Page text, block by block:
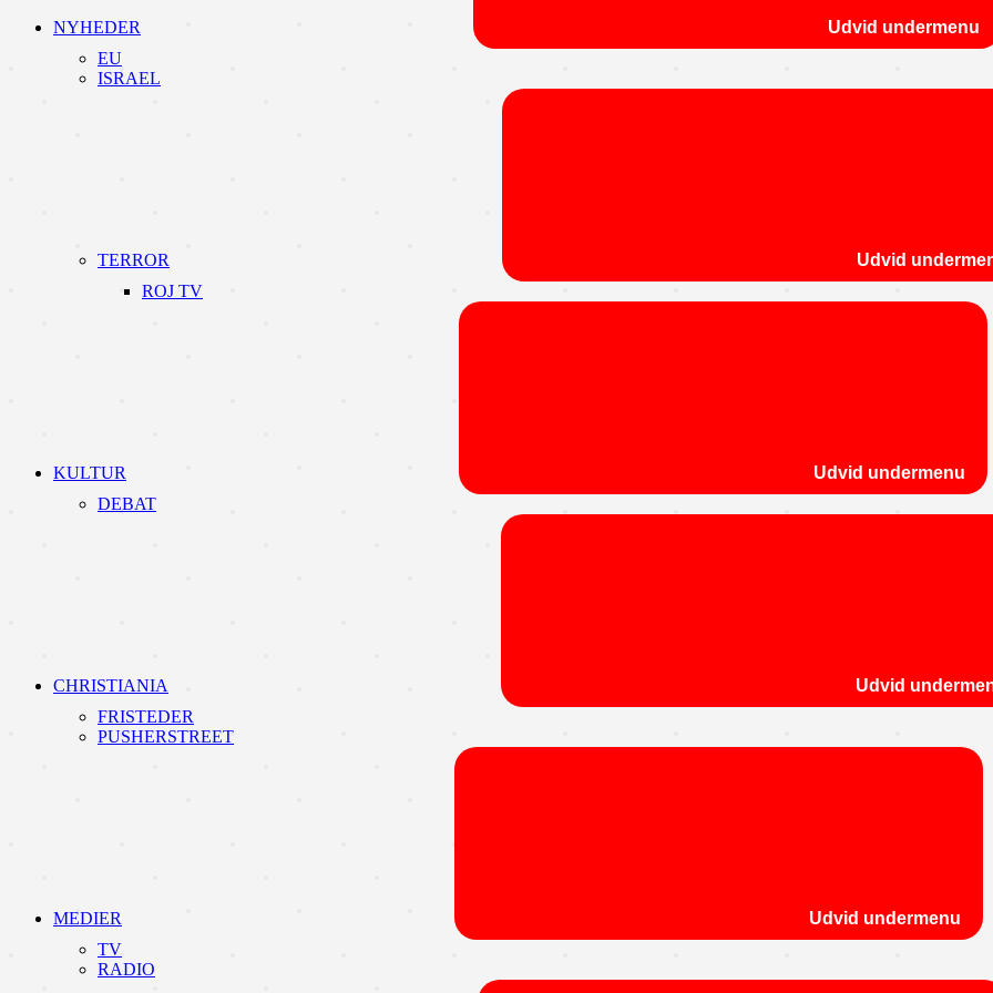
NYHEDER
Udvid undermenu
EU
ISRAEL
TERROR
Udvid
ROJ TV
KULTUR
Udvid undermenu
DEBAT
CHRISTIANIA
Udvid
FRISTEDER
PUSHERSTREET
MEDIER
Udvid undermenu
TV
RADIO